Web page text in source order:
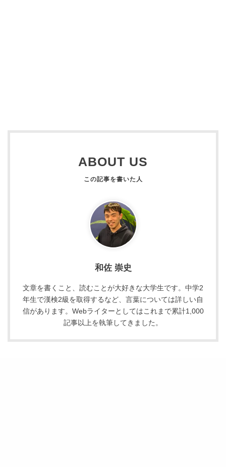
ABOUT US
和佐 崇史
文章を書くこと、読むことが大好きな大学生です。中学2
年生で漢検2級を取得するなど、言葉については詳しい自
信があります。Webライターとしてはこれまで累計1,000
記事以上を執筆してきました。